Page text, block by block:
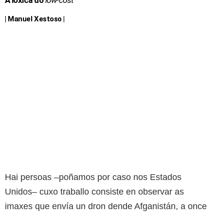
| Manuel Xestoso |
Hai persoas –poñamos por caso nos Estados
Unidos– cuxo traballo consiste en observar as
imaxes que envía un dron dende Afganistán, a once